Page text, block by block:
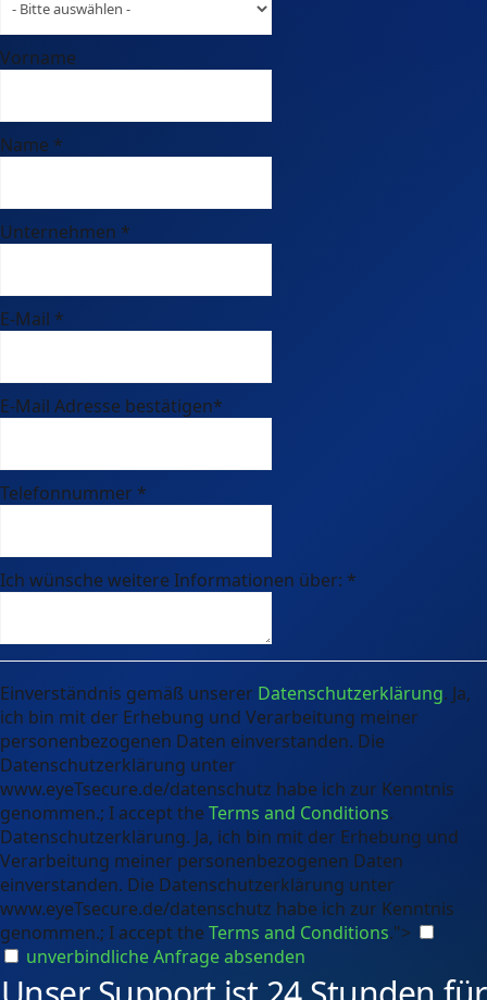
Vorname
Name *
Unternehmen *
E-Mail *
E-Mail Adresse bestätigen*
Telefonnummer *
Ich wünsche weitere Informationen über: *
Einverständnis gemäß unserer Datenschutzerklärung. Ja,
ich bin mit der Erhebung und Verarbeitung meiner
personenbezogenen Daten einverstanden. Die
Datenschutzerklärung unter
www.eyeTsecure.de/datenschutz habe ich zur Kenntnis
genommen.; I accept the Terms and Conditions.
Datenschutzerklärung. Ja, ich bin mit der Erhebung und
Verarbeitung meiner personenbezogenen Daten
einverstanden. Die Datenschutzerklärung unter
www.eyeTsecure.de/datenschutz habe ich zur Kenntnis
genommen.; I accept the Terms and Conditions.">
unverbindliche Anfrage absenden